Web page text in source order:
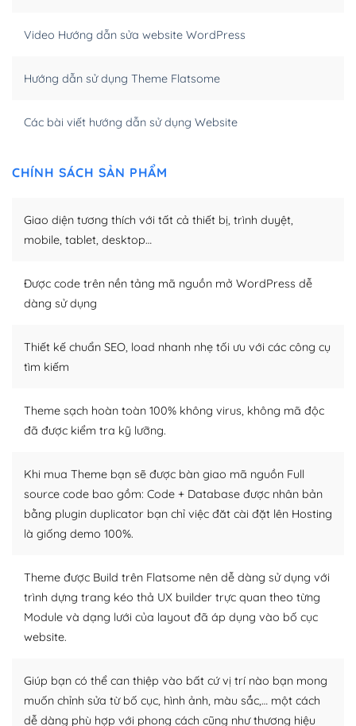
WordPress bao gồm nhiều công cụ và plugin để tối ưu
Khi bạn dùng WordPress để thiết kế web thì trang web
kiếm.
Khi bạn sử dụng WordPress, thì vấn đề giao diện của
bạn trở nên dễ dàng và nhanh chóng. Với kho Theme
trở nên hấp dẫn và đơn giản hơn.
Nếu bạn có các kỹ thuật cơ bản với một theme được
tìm kiếm chúng trên Internet hoặc nhờ chuyên gia.
– Sở hữu một cộng đồng lớn, sẵn sàng hỗ trợ
khổng lồ được kiểm duyệt bởi các nhân viên và những
người cuồng tín WordPress.
Nếu bạn gặp khó khăn, bạn có thể lên mạng và tìm
kiếm những cộng đồng WordPress, họ sẽ giúp bạn trả
Cộng đồng sử dụng WordPress sẵn sàng hỗ trợ bạn
– Đa dạng plugin và themes
WordPress để tăng thêm các tính năng cần thiết. Có
nhiều plugin trả phí hoặc miễn phí.
Video Hướng dẫn sửa website WordPress
Hướng dẫn sử dụng Theme Flatsome
Các bài viết hướng dẫn sử dụng Website
CHÍNH SÁCH SẢN PHẨM
Giao diện tương thích với tất cả thiết bị, trình duyệt,
mobile, tablet, desktop…
Được code trên nền tảng mã nguồn mở WordPress dễ
dàng sử dụng
Thiết kế chuẩn SEO, load nhanh nhẹ tối ưu với các công cụ
tìm kiếm
Theme sạch hoàn toàn 100% không virus, không mã độc
đã được kiểm tra kỹ lưỡng.
Khi mua Theme bạn sẽ được bàn giao mã nguồn Full
source code bao gồm: Code + Database được nhân bản
bằng plugin duplicator bạn chỉ việc đăt cài đặt lên Hosting
là giống demo 100%.
Theme được Build trên Flatsome nên dễ dàng sử dụng với
trình dựng trang kéo thả UX builder trực quan theo từng
Module và dạng lưới của layout đã áp dụng vào bố cục
website.
Giúp bạn có thể can thiệp vào bất cứ vị trí nào bạn mong
muốn chỉnh sửa từ bố cục, hình ảnh, màu sắc,… một cách
dễ dàng phù hợp với phong cách cũng như thương hiệu